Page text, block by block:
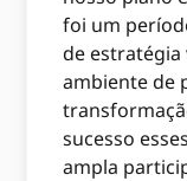
foi um
de
ambiente de
sucesso
ampla